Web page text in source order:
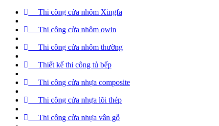
Thi công cửa nhôm Xingfa
Thi công cửa nhôm owin
Thi công cửa nhôm thường
Thiết kế thi công tủ bếp
Thi công cửa nhựa composite
Thi công cửa nhựa lõi thép
Thi công cửa nhựa vân gỗ